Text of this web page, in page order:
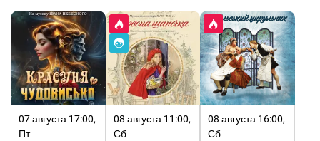
07 августа 17:00,
Пт
08 августа 11:00,
Сб
08 августа 16:00,
Сб